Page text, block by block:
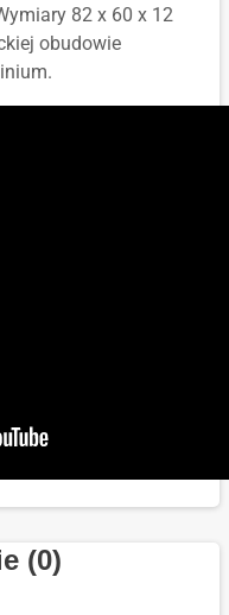
82 x 60 x 12
obudowie
(0)